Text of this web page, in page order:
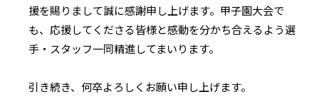
援を賜りまして誠に感謝申し上げます。甲子園大会で
も、応援してくださる皆様と感動を分かち合えるよう選
手・スタッフ一同精進してまいります。
引き続き、何卒よろしくお願い申し上げます。